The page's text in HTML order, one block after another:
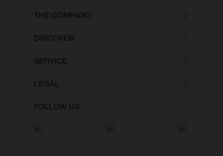
THE COMPANY
DISCOVER
SERVICE
LEGAL
FOLLOW US